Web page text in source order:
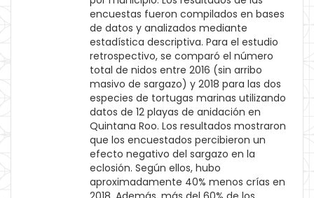
encuestas fueron compilados en bases
de datos y analizados mediante
estadística descriptiva. Para el estudio
retrospectivo, se comparó el número
total de nidos entre 2016 (sin arribo
masivo de sargazo) y 2018 para las dos
especies de tortugas marinas utilizando
datos de 12 playas de anidación en
Quintana Roo. Los resultados mostraron
que los encuestados percibieron un
efecto negativo del sargazo en la
eclosión. Según ellos, hubo
aproximadamente 40% menos crías en